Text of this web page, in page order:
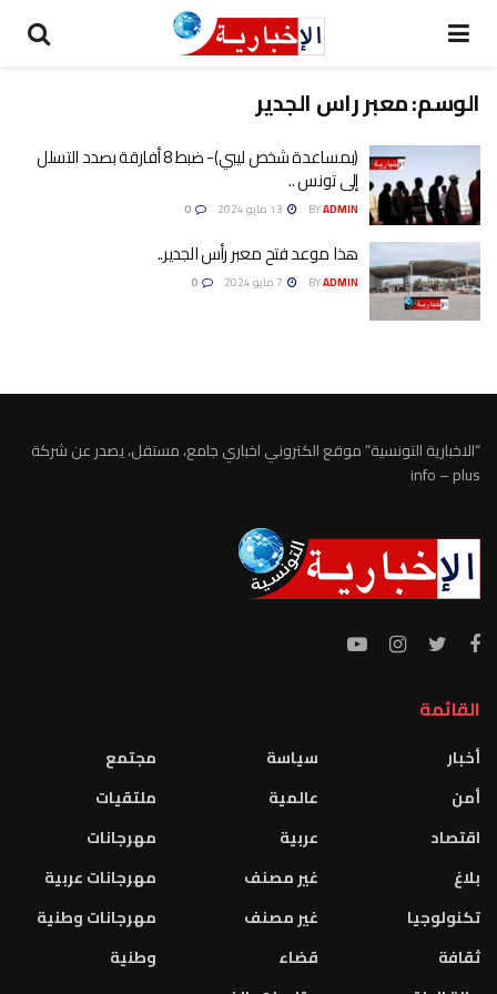
الوسم:معبر راس الجدير
(بمساعدة شخص ليبي)- ضبط 8 أفارقة بصدد التسلل
إلى تونس ..
BYADMIN
هذا موعد فتح معبر رأس الجدير..
BYADMIN
“الاخبارية التونسية” موقع الكتروني اخباري جامع، مستقل، يصدر عن شركة
info – plus
القائمة
أخبار
أمن
اقتصاد
بلاغ
تكنولوجيا
ثقافة
سياسة
عالمية
عربية
غير مصنف
غير مصنف
قضاء
مجتمع
ملتقيات
مهرجانات
مهرجانات عربية
مهرجانات وطنية
وطنية